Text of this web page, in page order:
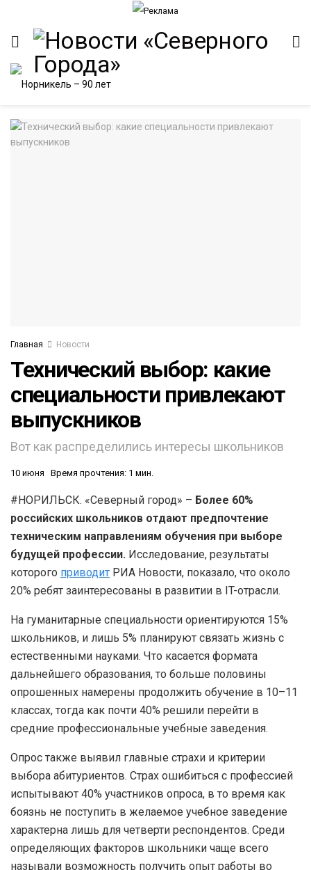
Главная Новости
Технический выбор: какие
специальности привлекают
выпускников
Вот как распределились интересы школьников
10 июня Время прочтения: 1 мин.
#НОРИЛЬСК. «Северный город» – Более 60%
российских школьников отдают предпочтение
техническим направлениям обучения при выборе
будущей профессии. Исследование, результаты
которого приводит РИА Новости, показало, что около
20% ребят заинтересованы в развитии в IT-отрасли.
На гуманитарные специальности ориентируются 15%
школьников, и лишь 5% планируют связать жизнь с
естественными науками. Что касается формата
дальнейшего образования, то больше половины
опрошенных намерены продолжить обучение в 10–11
классах, тогда как почти 40% решили перейти в
средние профессиональные учебные заведения.
Опрос также выявил главные страхи и критерии
выбора абитуриентов. Страх ошибиться с профессией
испытывают 40% участников опроса, в то время как
боязнь не поступить в желаемое учебное заведение
характерна лишь для четверти респондентов. Среди
определяющих факторов школьники чаще всего
называли возможность получить опыт работы во